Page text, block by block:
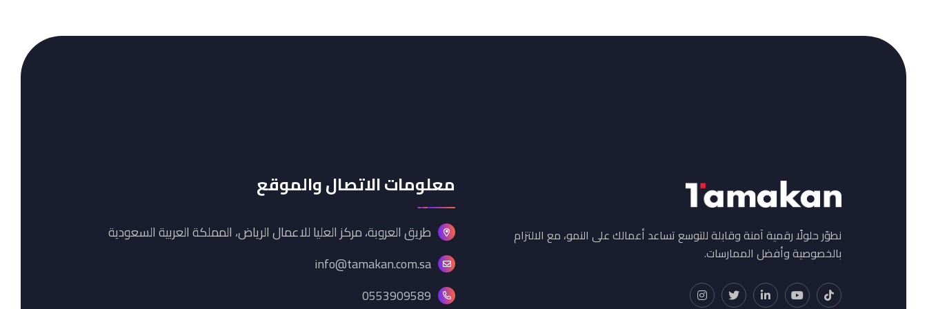
نطوّر حلولًا رقمية آمنة وقابلة للتوسع تساعد أعمالك على النمو، مع الالتزام
بالخصوصية وأفضل الممارسات.
معلومات الاتصال والموقع
طريق العروبة، مركز العليا للاعمال الرياض، المملكة العربية السعودية
info@tamakan.com.sa
0553909589